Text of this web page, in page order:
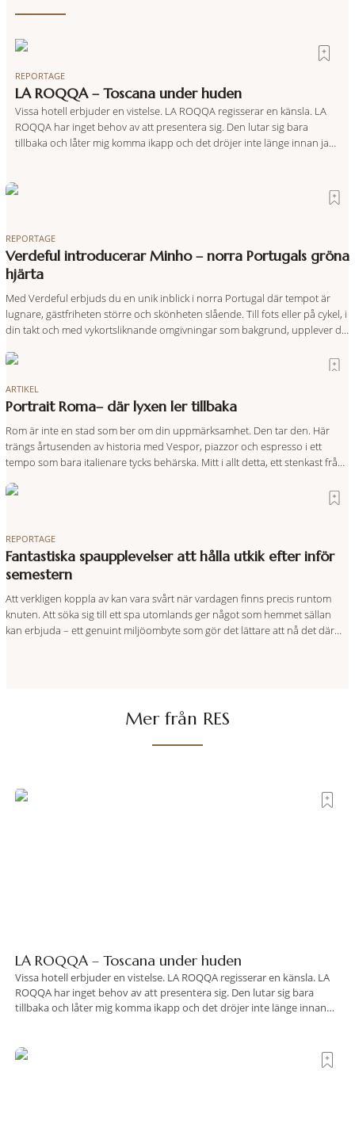
REPORTAGE
LA ROQQA – Toscana under huden
Vissa hotell erbjuder en vistelse. LA ROQQA regisserar en känsla. LA
ROQQA har inget behov av att presentera sig. Den lutar sig bara
tillbaka och låter mig komma ikapp och det dröjer inte länge innan jag
REPORTAGE
Verdeful introducerar Minho – norra Portugals gröna
hjärta
Med Verdeful erbjuds du en unik inblick i norra Portugal där tempot är
lugnare, gästfriheten större och skönheten slående. Till fots eller på cykel, i
din takt och med vykortsliknande omgivningar som bakgrund, upplever du
och sagolika landskap – detta är slow travel när det
ARTIKEL
Portrait Roma– där lyxen ler tillbaka
Rom är inte en stad som ber om din uppmärksamhet. Den tar den. Här
trängs årtusenden av historia med Vespor, piazzor och espresso i ett
tempo som bara italienare tycks behärska. Mitt i allt detta, ett stenkast från
den smått osannolika bedriften att
REPORTAGE
Fantastiska spaupplevelser att hålla utkik efter inför
semestern
Att verkligen koppla av kan vara svårt när vardagen finns precis runtom
knuten. Att söka sig till ett spa utomlands ger något som hemmet sällan
kan erbjuda – ett genuint miljöombyte som gör det lättare att nå det där
Mer från RES
LA ROQQA – Toscana under huden
Vissa hotell erbjuder en vistelse. LA ROQQA regisserar en känsla. LA
ROQQA har inget behov av att presentera sig. Den lutar sig bara
tillbaka och låter mig komma ikapp och det dröjer inte länge innan